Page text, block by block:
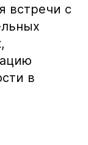
встречи с
в